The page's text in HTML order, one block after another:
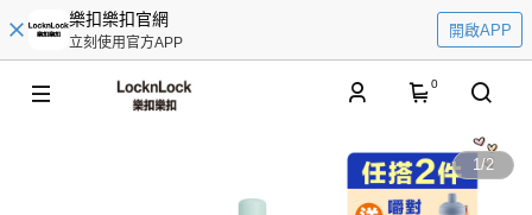
樂扣樂扣官網
立刻使用官方APP
開啟APP
0
1/2